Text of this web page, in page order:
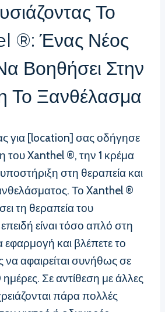
Το
®: Ένας Νέος
Βοηθήσει Στην
Το Ξανθέλασμα
για [location] σας οδήγησε
του Xanthel ®, την 1 κρέμα
στη θεραπεία και
Το Xanthel ®
τη θεραπεία του
είναι τόσο απλό στη
και βλέπετε το
αφαιρείται συνήθως σε
Σε αντίθεση με άλλες
πάρα πολλές